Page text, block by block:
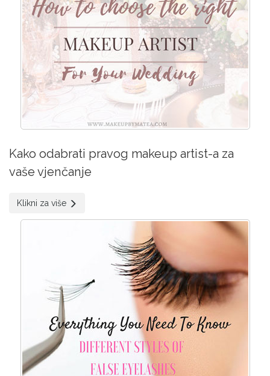
Kako odabrati pravog makeup artist-a za
vaše vjenčanje
Klikni za više